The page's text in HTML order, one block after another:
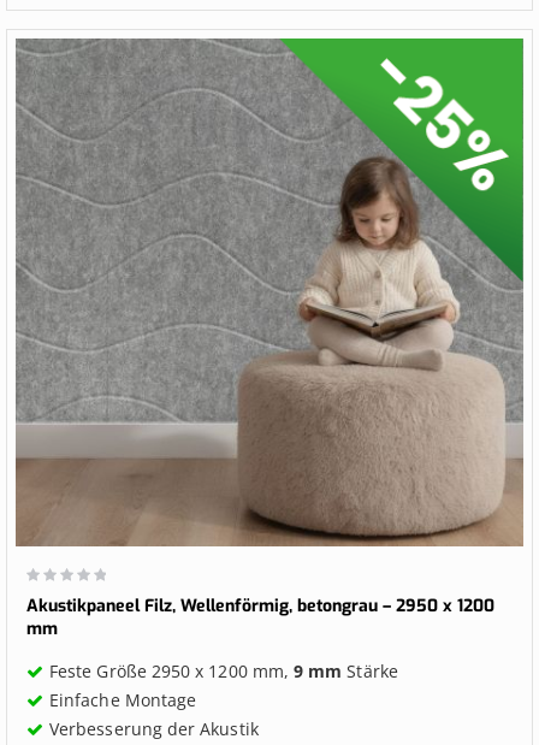
Wertung:
0%
Akustikpaneel Filz, Wellenförmig, betongrau – 2950 x 1200
mm
Feste Größe 2950 x 1200 mm,9 mm Stärke
Einfache Montage
Verbesserung der Akustik